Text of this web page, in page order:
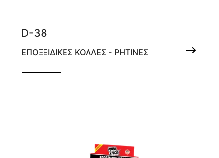
D-38
ΕΠΟΞΕΙΔΙΚΕΣ ΚΟΛΛΕΣ - ΡΗΤΙΝΕΣ